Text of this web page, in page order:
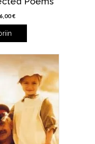
6,00€